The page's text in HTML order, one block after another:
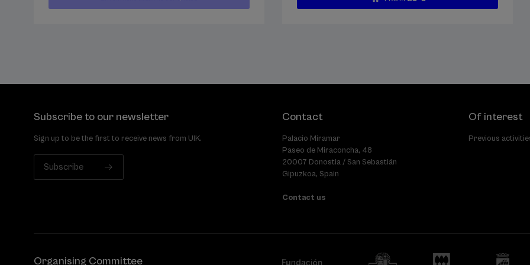
...
Last
places
Free
Date
expired
...
Last
places
Free
Date
expired
Enrollment
deadline
Subscribe to our newsletter
Sign up to be the first to receive news from UIK.
Subscribe
Contact
Palacio Miramar
Paseo de Miraconcha, 48
20007 Donostia / San Sebastián
Gipuzkoa, Spain
Contact us
Of interest
Previous
Organising Committee